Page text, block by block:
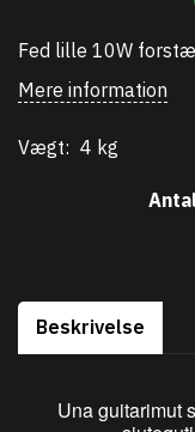
Fed lille 10W
Mere information
Vægt: 4 kg
Beskrivelse
Una guitarimut